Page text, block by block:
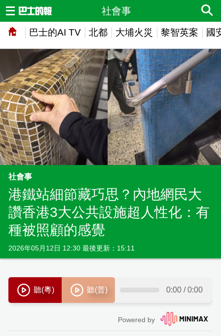
巴士的AI TV 北都 大埔火災 黎智英案 國
社會事
社會事
港鐵站細節藏巧思？內地網民大
讚香港3大公共設施超人性化：有
種被照顧的感覺
2026年05月12日 12:30 最後更新：15:11